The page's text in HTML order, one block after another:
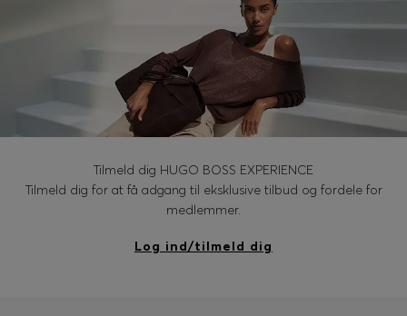
Tilmeld dig HUGO BOSS EXPERIENCE
Tilmeld dig for at få adgang til eksklusive tilbud og fordele for
medlemmer.
Log ind/tilmeld dig